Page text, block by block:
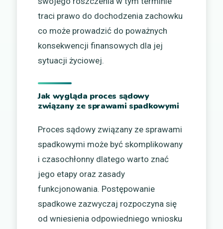
traci prawo do dochodzenia zachowku
co może prowadzić do poważnych
konsekwencji finansowych dla jej
sytuacji życiowej.
Jak wygląda proces sądowy
związany ze sprawami spadkowymi
Proces sądowy związany ze sprawami
spadkowymi może być skomplikowany
i czasochłonny dlatego warto znać
jego etapy oraz zasady
funkcjonowania. Postępowanie
spadkowe zazwyczaj rozpoczyna się
od wniesienia odpowiedniego wniosku